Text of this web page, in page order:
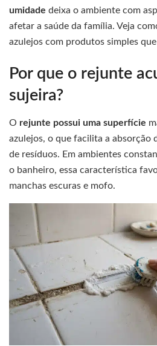
umidade deixa o ambiente com
afetar a saúde da família. Veja
azulejos com produtos simples
Por que o rejunte
sujeira?
O rejunte possui uma superfície
azulejos, o que facilita a absorção
de resíduos. Em ambientes
o banheiro, essa característica
manchas escuras e mofo.